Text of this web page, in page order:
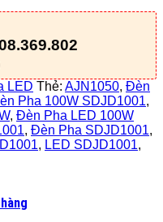
LED Thẻ: AJN1050, Đèn
Pha 100W SDJD1001,
, Đèn Pha LED 100W
, Đèn Pha SDJD1001,
, LED SDJD1001,